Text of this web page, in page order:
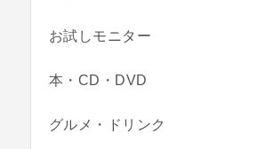
お試しモニター
本・CD・DVD
グルメ・ドリンク